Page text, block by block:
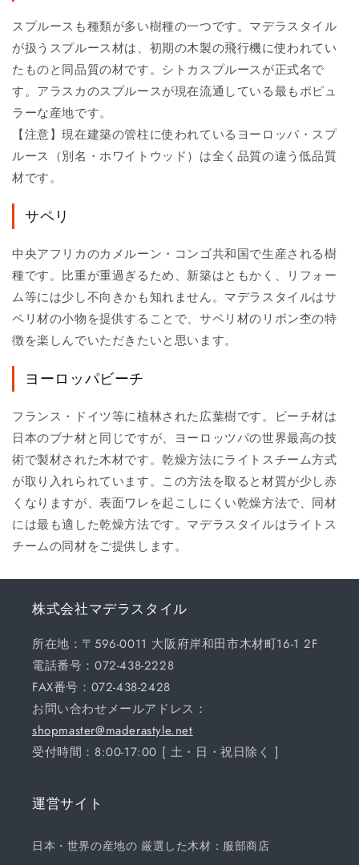
スプルースも種類が多い樹種の一つです。マデラスタイル
が扱うスプルース材は、初期の木製の飛行機に使われてい
たものと同品質の材です。シトカスプルースが正式名で
す。アラスカのスプルースが現在流通している最もポピュ
ラーな産地です。
【注意】現在建築の管柱に使われているヨーロッパ・スプ
ルース（別名・ホワイトウッド）は全く品質の違う低品質
材です。
サペリ
中央アフリカのカメルーン・コンゴ共和国で生産される樹
種です。比重が重過ぎるため、新築はともかく、リフォー
ム等には少し不向きかも知れません。マデラスタイルはサ
ペリ材の小物を提供することで、サペリ材のリボン杢の特
徴を楽しんでいただきたいと思います。
ヨーロッパビーチ
フランス・ドイツ等に植林された広葉樹です。ビーチ材は
日本のブナ材と同じですが、ヨーロッツパの世界最高の技
術で製材された木材です。乾燥方法にライトスチーム方式
が取り入れられています。この方法を取ると材質が少し赤
くなりますが、表面ワレを起こしにくい乾燥方法で、同材
には最も適した乾燥方法です。マデラスタイルはライトス
チームの同材をご提供します。
株式会社マデラスタイル
所在地：〒596-0011 大阪府岸和田市木材町16-1 2F
電話番号：072-438-2228
FAX番号：072-438-2428
お問い合わせメールアドレス：
shopmaster@maderastyle.net
受付時間：8:00-17:00 [ 土・日・祝日除く ]
運営サイト
日本・世界の産地の 厳選した木材：服部商店